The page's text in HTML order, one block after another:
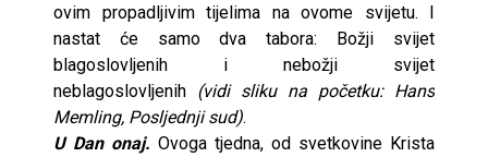
ovim propadljivim tijelima na ovome svijetu. I
nastat će samo dva tabora: Božji svijet
blagoslovljenih i nebožji svijet
neblagoslovljenih (vidi sliku na početku: Hans
Memling, Posljednji sud).
U Dan onaj. Ovoga tjedna, od svetkovine Krista